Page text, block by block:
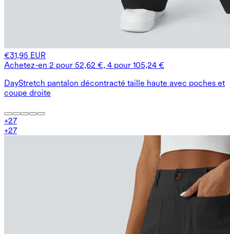
€31,95 EUR
Achetez-en 2 pour 52,62 €, 4 pour 105,24 €
DayStretch pantalon décontracté taille haute avec poches et
coupe droite
+27
+27